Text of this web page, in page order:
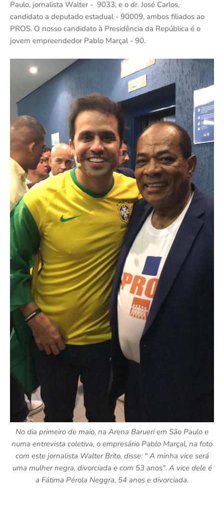
Paulo, jornalista Walter - 9033, e o dr. José Carlos,
candidato a deputado estadual - 90009, ambos filiados ao
PROS. O nosso candidato à Presidência da República é o
jovem empreendedor Pablo Marçal - 90.
No dia primeiro de maio, na Arena Barueri em São Paulo e
numa entrevista coletiva, o empresário Pablo Marçal, na foto
com este jornalista Walter Brito, disse: " A minha vice será
uma mulher negra, divorciada e com 53 anos". A vice dele é
a Fátima Pérola Neggra, 54 anos e divorciada.